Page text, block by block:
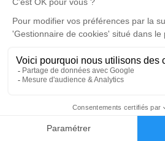
Faire-part
Eglise Saint-Romaric
88390 Uxegney
Déroulé des obsèques
Repos en